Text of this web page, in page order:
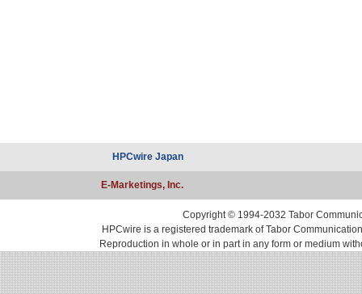
HPCwire Japan
E-Marketings, Inc.
Copyright © 1994-2032 Tabor
HPCwire is a registered trademark of Tabor
Reproduction in whole or in part in any form or medium